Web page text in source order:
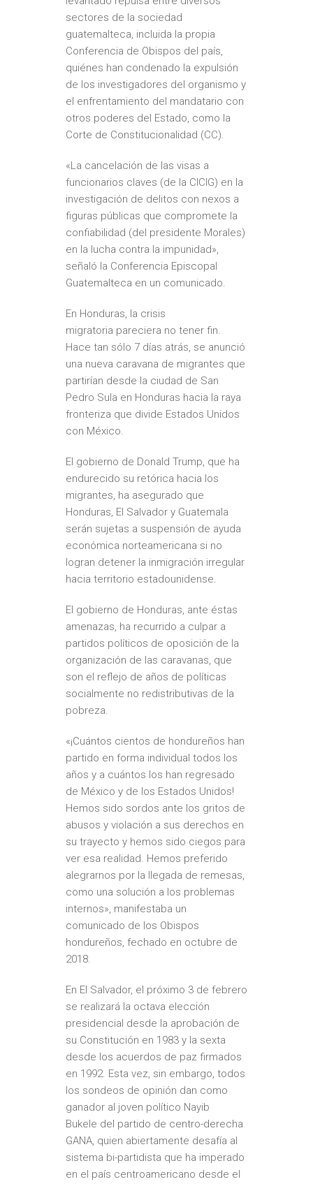
sectores de la sociedad
guatemalteca, incluida la propia
Conferencia de Obispos del país,
quiénes han condenado la expulsión
de los investigadores del organismo y
el enfrentamiento del mandatario con
otros poderes del Estado, como la
Corte de Constitucionalidad (CC).
«La cancelación de las visas a
funcionarios claves (de la CICIG) en la
investigación de delitos con nexos a
figuras públicas que compromete la
confiabilidad (del presidente Morales)
en la lucha contra la impunidad»,
señaló la Conferencia Episcopal
Guatemalteca en un comunicado.
En Honduras, la crisis
migratoria pareciera no tener fin.
Hace tan sólo 7 días atrás, se anunció
una nueva caravana de migrantes que
partirían desde la ciudad de San
Pedro Sula en Honduras hacia la raya
fronteriza que divide Estados Unidos
con México.
El gobierno de Donald Trump, que ha
endurecido su retórica hacia los
migrantes, ha asegurado que
Honduras, El Salvador y Guatemala
serán sujetas a suspensión de ayuda
económica norteamericana si no
logran detener la inmigración irregular
hacia territorio estadounidense.
El gobierno de Honduras, ante éstas
amenazas, ha recurrido a culpar a
partidos políticos de oposición de la
organización de las caravanas, que
son el reflejo de años de políticas
socialmente no redistributivas de la
pobreza.
«¡Cuántos cientos de hondureños han
partido en forma individual todos los
años y a cuántos los han regresado
de México y de los Estados Unidos!
Hemos sido sordos ante los gritos de
abusos y violación a sus derechos en
su trayecto y hemos sido ciegos para
ver esa realidad. Hemos preferido
alegrarnos por la llegada de remesas,
como una solución a los problemas
internos», manifestaba un
comunicado de los Obispos
hondureños, fechado en octubre de
2018.
En El Salvador, el próximo 3 de febrero
se realizará la octava elección
presidencial desde la aprobación de
su Constitución en 1983 y la sexta
desde los acuerdos de paz firmados
en 1992. Esta vez, sin embargo, todos
los sondeos de opinión dan como
ganador al joven político Nayib
Bukele del partido de centro-derecha
GANA, quien abiertamente desafía al
sistema bi-partidista que ha imperado
en el país centroamericano desde el